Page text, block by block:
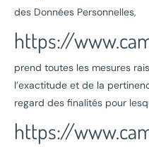
des Données Personnelles,
https://
prend toutes les mesures
l’exactitude et de la
regard des finalités pour
https://